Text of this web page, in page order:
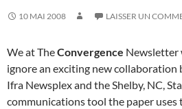
10 MAI 2008 LAISSER UN
We at TheConvergence Newsletter
ignore an exciting new collaboration
Ifra Newsplex and the Shelby, NC,
communications tool the paper uses